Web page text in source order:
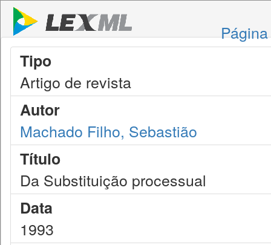
Tipo
Artigo de revista
Autor
Machado Filho, Sebastião
Título
Da Substituição processual
Data
1993